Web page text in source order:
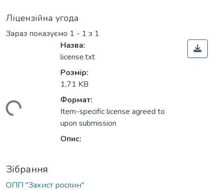
Ліцензійна угода
Зараз показуємо 1 - 1 з 1
Назва:
license.txt
Розмір:
1,71 KB
Формат:
Item-specific license agreed to
upon submission
Опис:
Зібрання
ОПП "Захист рослин"